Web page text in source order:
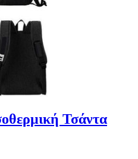
Τσάντα